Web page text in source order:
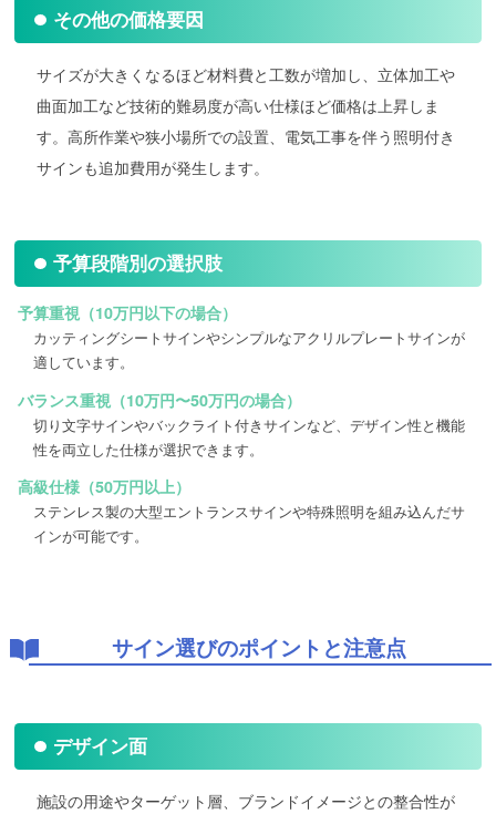
その他の価格要因
サイズが大きくなるほど材料費と工数が増加し、立体加工や
曲面加工など技術的難易度が高い仕様ほど価格は上昇しま
す。高所作業や狭小場所での設置、電気工事を伴う照明付き
サインも追加費用が発生します。
予算段階別の選択肢
予算重視（10万円以下の場合）
カッティングシートサインやシンプルなアクリルプレートサインが
適しています。
バランス重視（10万円〜50万円の場合）
切り文字サインやバックライト付きサインなど、デザイン性と機能
性を両立した仕様が選択できます。
高級仕様（50万円以上）
ステンレス製の大型エントランスサインや特殊照明を組み込んだサ
インが可能です。
サイン選びのポイントと注意点
デザイン面
施設の用途やターゲット層、ブランドイメージとの整合性が